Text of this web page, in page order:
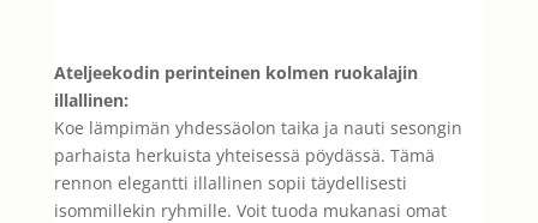
Ateljeekodin perinteinen kolmen ruokalajin
illallinen:
Koe lämpimän yhdessäolon taika ja nauti sesongin
parhaista herkuista yhteisessä pöydässä. Tämä
rennon elegantti illallinen sopii täydellisesti
isommillekin ryhmille. Voit tuoda mukanasi omat